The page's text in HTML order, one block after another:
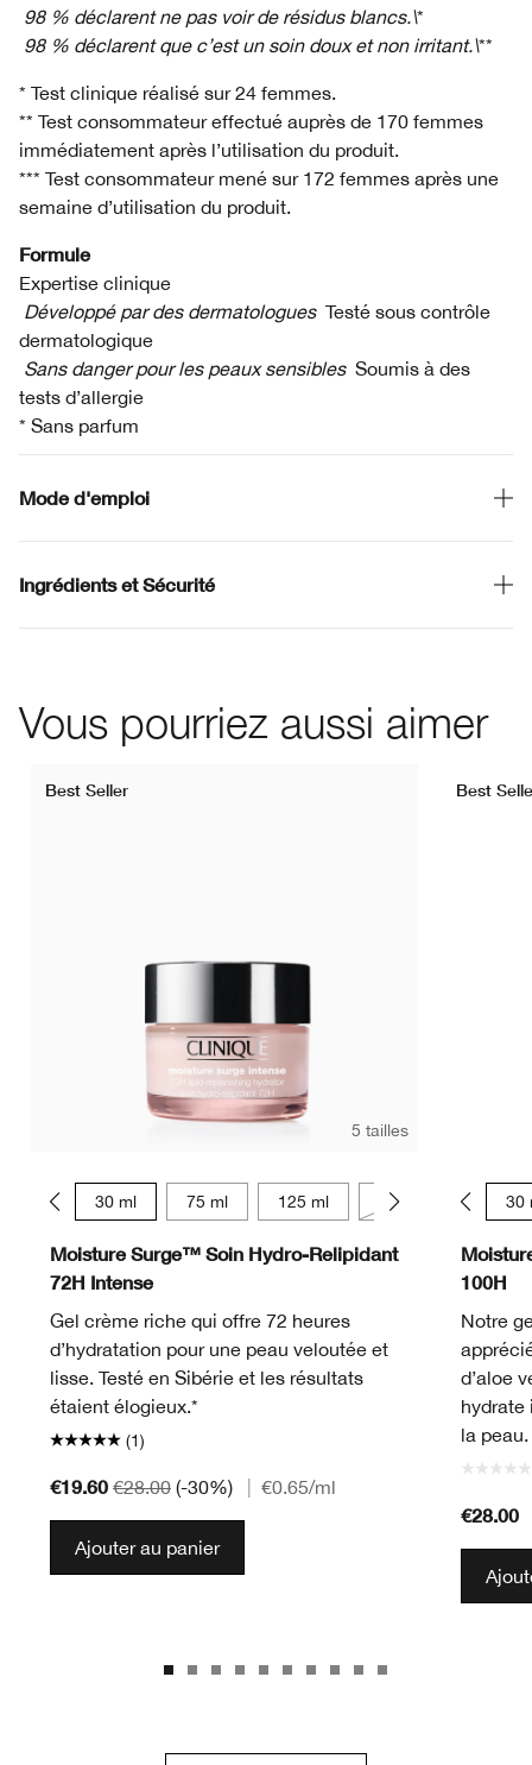
98 % déclarent ne pas voir de résidus blancs.\*
98 % déclarent que c’est un soin doux et non irritant.\**
* Test clinique réalisé sur 24 femmes.
** Test consommateur effectué auprès de 170 femmes
immédiatement après l’utilisation du produit.
*** Test consommateur mené sur 172 femmes après une
semaine d’utilisation du produit.
Formule
Expertise clinique
Développé par des dermatologues Testé sous contrôle
dermatologique
Sans danger pour les peaux sensibles Soumis à des
tests d’allergie
* Sans parfum
Mode d'emploi
Ingrédients et Sécurité
Vous pourriez aussi aimer
Best Seller
5 tailles
30 ml 75 ml 125 ml 50 ml
Moisture Surge™ Soin Hydro-Relipidant
72H Intense
Gel crème riche qui offre 72 heures
d’hydratation pour une peau veloutée et
lisse. Testé en Sibérie et les résultats
étaient élogieux.*
(1)
€19.60 €28.00 (-30%) €0.65/ml
Ajouter au panier
Best
30
100H
Notre
d’aloe
hydrate
la peau.
€28.00